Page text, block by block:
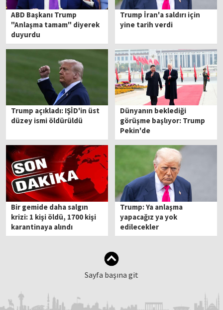
ABD Başkanı Trump
"Anlaşma tamam" diyerek
duyurdu
Trump İran'a saldırı için
yine tarih verdi
Trump açıkladı: IŞİD'in üst
düzey ismi öldürüldü
Dünyanın beklediği
görüşme başlıyor: Trump
Pekin'de
Bir gemide daha salgın
krizi: 1 kişi öldü, 1700 kişi
karantinaya alındı
Trump: Ya anlaşma
yapacağız ya yok
edilecekler
Sayfa başına git